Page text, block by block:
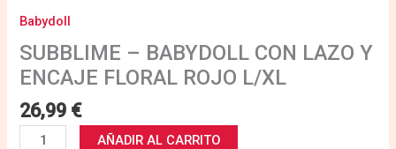
Babydoll
SUBBLIME – BABYDOLL CON LAZO Y
ENCAJE FLORAL ROJO L/XL
26,99 €
AÑADIR AL CARRITO